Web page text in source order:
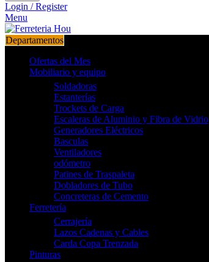
Login / Register
Menu
Departamentos
Ofertas del Mes
Mobiliario y equipo
Soldadoras
Estanterías
Trockets de Carga
Escaleras de Aluminio y Fibra de Vidrio
Generadores Eléctricos
Basculas
Ventiladores
odómetro
Patines de Traspaleta
Dobladores de Tubo
Concreteras de Cemento
Ferretería
Cerrajería
Lazos Cadenas y Cables
Carda Copa Trenzada
Pinturas